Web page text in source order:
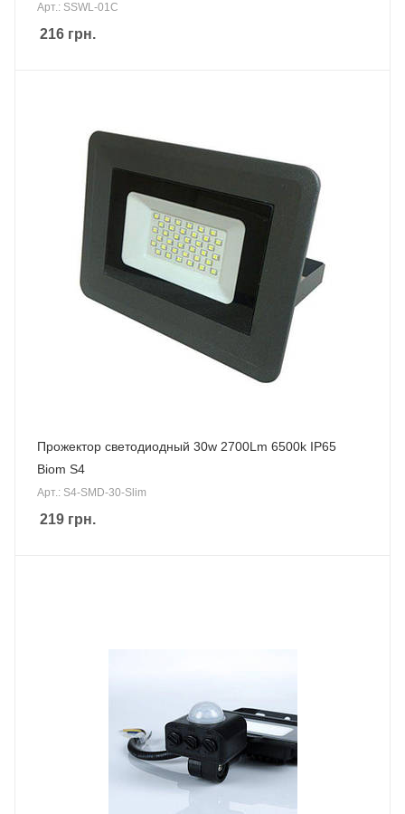
Арт.: SSWL-01C
216 грн.
Прожектор светодиодный 30w 2700Lm 6500k IP65
Biom S4
Арт.: S4-SMD-30-Slim
219 грн.